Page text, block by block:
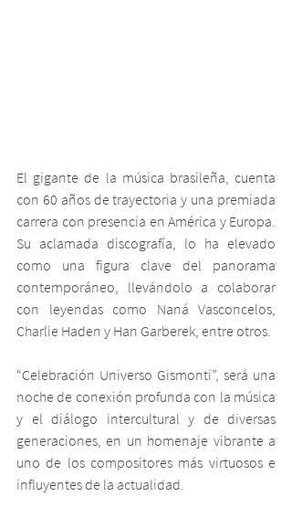
El gigante de la música brasileña, cuenta
con 60 años de trayectoria y una premiada
carrera con presencia en América y Europa.
Su aclamada discografía, lo ha elevado
como una figura clave del panorama
contemporáneo, llevándolo a colaborar
con leyendas como Naná Vasconcelos,
Charlie Haden y Han Garberek, entre otros.
“Celebración Universo Gismonti”, será una
noche de conexión profunda con la música
y el diálogo intercultural y de diversas
generaciones, en un homenaje vibrante a
uno de los compositores más virtuosos e
influyentes de la actualidad.